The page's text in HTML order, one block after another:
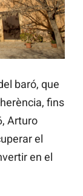
baró, que
fins
Arturo
el
en el